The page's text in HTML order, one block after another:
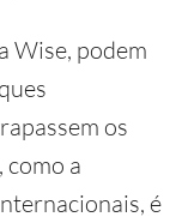
Wise, podem
os
como a
é